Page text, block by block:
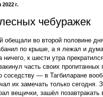
г.
чебуражек
обещали во второй половине
по крыше, а я лежал и
к шести утра
часть своих
соседству — в Тагбиларане
их замечать только сегодня.
вещички, зашёл